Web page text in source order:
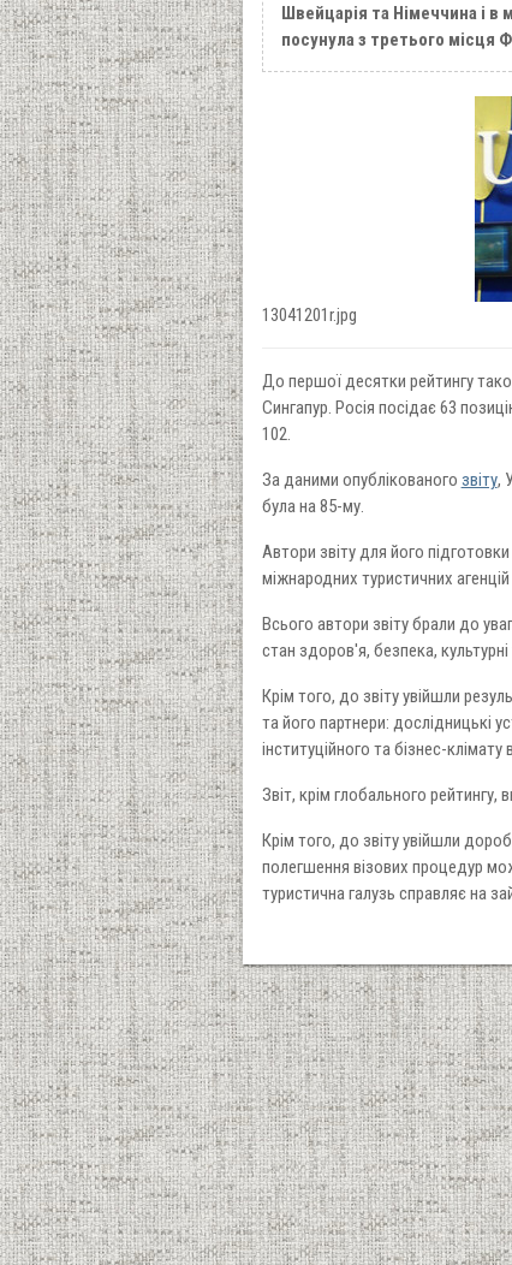
Швейцарія та Німеччина і в
посунула з третього місця
13041201r.jpg
До першої десятки рейтингу
Сингапур. Росія посідає 63
102.
За даними опублікованого звіту,
була на 85-му.
Автори звіту для його
міжнародних туристичних агенцій
Всього автори звіту брали до
стан здоров'я, безпека,
Крім того, до звіту увійшли
та його партнери: дослідницькі
інституційного та бізнес-клімату
Звіт, крім глобального рейтингу,
Крім того, до звіту увійшли
полегшення візових процедур
туристична галузь справляє на